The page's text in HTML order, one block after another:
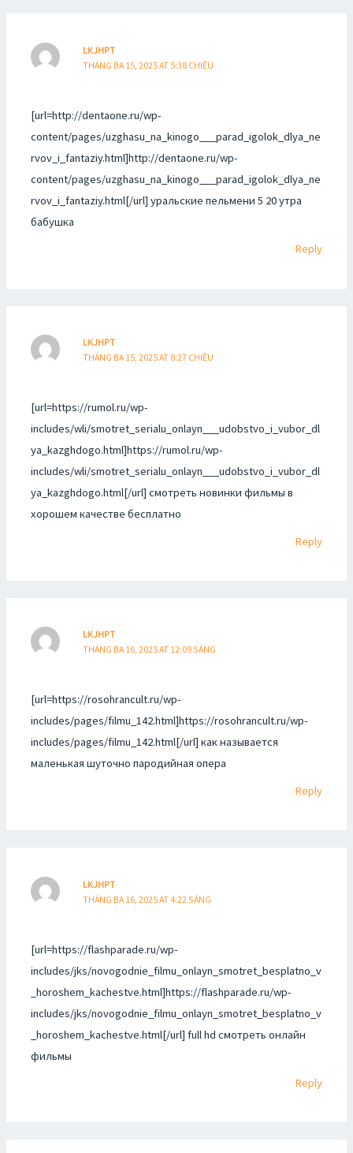
LKJHPT
THÁNG BA 15, 2025 AT 5:38 CHIỀU
[url=http://dentaone.ru/wp-
content/pages/uzghasu_na_kinogo___parad_igolok_dlya_ne
rvov_i_fantaziy.html]http://dentaone.ru/wp-
content/pages/uzghasu_na_kinogo___parad_igolok_dlya_ne
rvov_i_fantaziy.html[/url] уральские пельмени 5 20 утра
бабушка
Reply
LKJHPT
THÁNG BA 15, 2025 AT 8:27 CHIỀU
[url=https://rumol.ru/wp-
includes/wli/smotret_serialu_onlayn___udobstvo_i_vubor_dl
ya_kazghdogo.html]https://rumol.ru/wp-
includes/wli/smotret_serialu_onlayn___udobstvo_i_vubor_dl
ya_kazghdogo.html[/url] смотреть новинки фильмы в
хорошем качестве бесплатно
Reply
LKJHPT
THÁNG BA 16, 2025 AT 12:09 SÁNG
[url=https://rosohrancult.ru/wp-
includes/pages/filmu_142.html]https://rosohrancult.ru/wp-
includes/pages/filmu_142.html[/url] как называется
маленькая шуточно пародийная опера
Reply
LKJHPT
THÁNG BA 16, 2025 AT 4:22 SÁNG
[url=https://flashparade.ru/wp-
includes/jks/novogodnie_filmu_onlayn_smotret_besplatno_v
_horoshem_kachestve.html]https://flashparade.ru/wp-
includes/jks/novogodnie_filmu_onlayn_smotret_besplatno_v
_horoshem_kachestve.html[/url] full hd смотреть онлайн
фильмы
Reply